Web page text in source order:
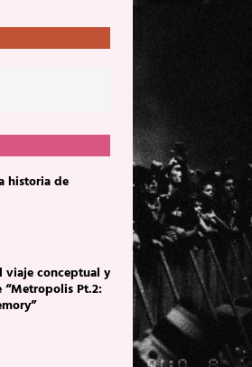
historia de
viaje conceptual y
Pt.2: